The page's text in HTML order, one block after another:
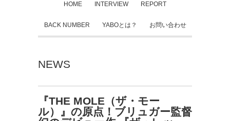
HOME INTERVIEW REPORT
BACK NUMBER YABOとは？ お問い合わせ
NEWS
『THE MOLE（ザ・モー
ル）』の原点！ブリュガー監督